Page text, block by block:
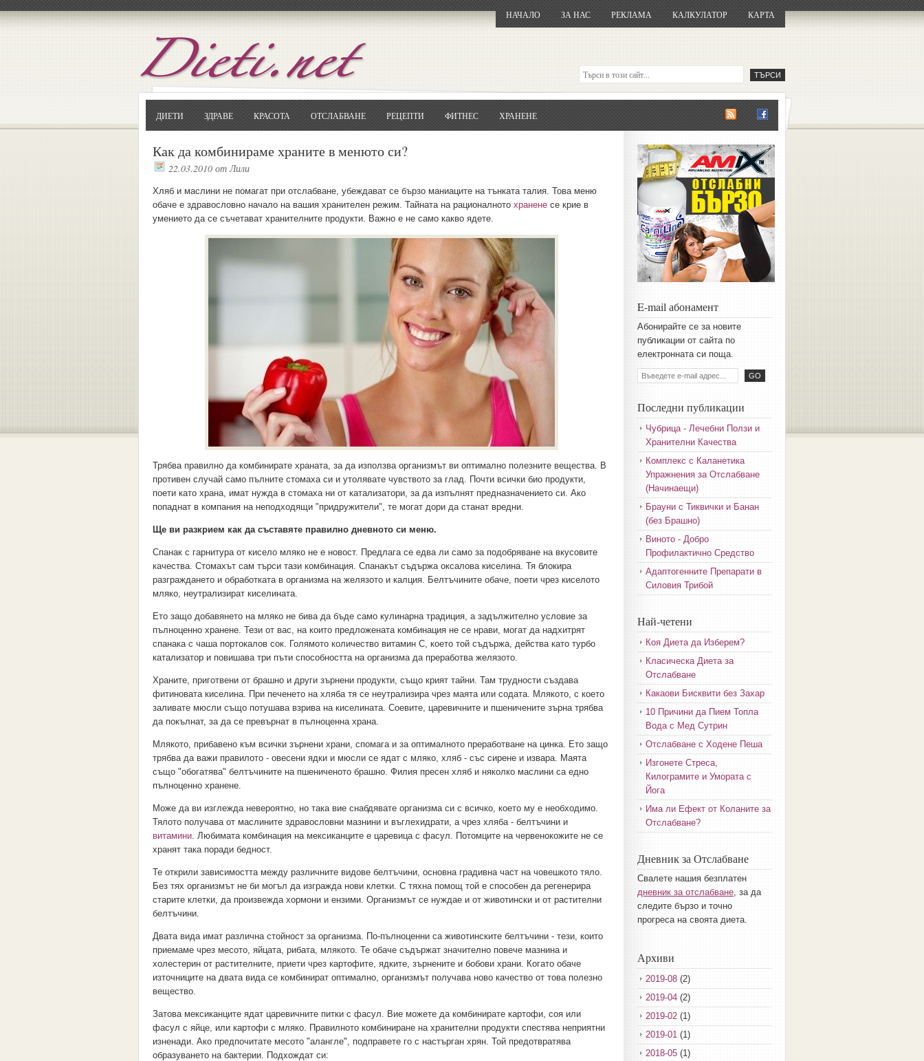
НАЧАЛО ЗА НАС РЕКЛАМА КАЛКУЛАТОР КАРТА
ДИЕТИ ЗДРАВЕ КРАСОТА ОТСЛАБВАНЕ РЕЦЕПТИ ФИТНЕС ХРАНЕНЕ
Как да комбинираме храните в менюто си?
22.03.2010 отЛили
Хляб и маслини не помагат при отслабване, убеждават се бързо маниаците на тънката талия. Това меню
обаче е здравословно начало на вашия хранителен режим. Тайната на рационалното хранене се крие в
умението да се съчетават хранителните продукти. Важно е не само какво ядете.
Трябва правилно да комбинирате храната, за да използва организмът ви оптимално полезните вещества. В
противен случай само пълните стомаха си и утолявате чувството за глад. Почти всички био продукти,
поети като храна, имат нужда в стомаха ни от катализатори, за да изпълнят предназначението си. Ако
попаднат в компания на неподходящи "придружители", те могат дори да станат вредни.
Ще ви разкрием как да съставяте правилно дневното си меню.
Спанак с гарнитура от кисело мляко не е новост. Предлага се едва ли само за подобряване на вкусовите
качества. Стомахът сам търси тази комбинация. Спанакът съдържа оксалова киселина. Тя блокира
разграждането и обработката в организма на желязото и калция. Белтъчините обаче, поети чрез киселото
мляко, неутрализират киселината.
Ето защо добавянето на мляко не бива да бъде само кулинарна традиция, а задължително условие за
пълноценно хранене. Тези от вас, на които предложената комбинация не се нрави, могат да надхитрят
спанака с чаша портокалов сок. Голямото количество витамин С, което той съдържа, действа като турбо
катализатор и повишава три пъти способността на организма да преработва желязото.
Храните, приготвени от брашно и други зърнени продукти, също крият тайни. Там трудности създава
фитиновата киселина. При печенето на хляба тя се неутрализира чрез маята или содата. Млякото, с което
заливате мюсли също потушава взрива на киселината. Соевите, царевичните и пшеничените зърна трябва
да покълнат, за да се превърнат в пълноценна храна.
Млякото, прибавено към всички зърнени храни, спомага и за оптималното преработване на цинка. Ето защо
трябва да важи правилото - овесени ядки и мюсли се ядат с мляко, хляб - със сирене и извара. Маята
също "обогатява" белтъчините на пшениченото брашно. Филия пресен хляб и няколко маслини са едно
пълноценно хранене.
Може да ви изглежда невероятно, но така вие снабдявате организма си с всичко, което му е необходимо.
Тялото получава от маслините здравословни мазнини и въглехидрати, а чрез хляба - белтъчини и
витамини. Любимата комбинация на мексиканците е царевица с фасул. Потомците на червенокожите не се
хранят така поради бедност.
Те открили зависимостта между различните видове белтъчини, основна градивна част на човешкото тяло.
Без тях организмът не би могъл да изгражда нови клетки. С тяхна помощ той е способен да регенерира
старите клетки, да произвежда хормони и ензими. Организмът се нуждае и от животински и от растителни
белтъчини.
Двата вида имат различна стойност за организма. По-пълноценни са животинските белтъчини - тези, които
приемаме чрез месото, яйцата, рибата, млякото. Те обаче съдържат значително повече мазнина и
холестерин от растителните, приети чрез картофите, ядките, зърнените и бобови храни. Когато обаче
източниците на двата вида се комбинират оптимално, организмът получава ново качество от това полезно
вещество.
Затова мексиканците ядат царевичните питки с фасул. Вие можете да комбинирате картофи, соя или
фасул с яйце, или картофи с мляко. Правилното комбиниране на хранителни продукти спестява неприятни
изненади. Ако предпочитате месото "алангле", подправете го с настърган хрян. Той предотвратява
образуването на бактерии. Подхождат си:
E-mail абонамент
Aбoниpaйтe ce зa нoвитe
пyбликaции oт caйтa пo
eлeктpoннaтa cи пoщa.
Последни публикации
Чубрица - Лечебни Ползи и
Хранителни Качества
Комплекс с Каланетика
Упражнения за Отслабване
(Начинаещи)
Брауни с Тиквички и Банан
(без Брашно)
Виното - Добро
Профилактично Средство
Адаптогенните Препарати в
Силовия Трибой
Най-четени
Коя Диета да Изберем?
Класическа Диета за
Отслабване
Какаови Бисквити без Захар
10 Причини да Пием Топла
Вода с Мед Сутрин
Отслабване с Ходене Пеша
Изгонете Стреса,
Килограмите и Умората с
Йога
Има ли Ефект от Коланите за
Отслабване?
Дневник за Отслабване
Свалете нашия безплатен
дневник за отслабване, за да
следите бързо и точно
прогреса на своята диета.
ОтворетеGoogle.bg
Потърсете "Cloxy"
Кликнете на първия резултат
... и я въведете в полето:
Сваляне
Архиви
2019-08 (2)
2019-04 (2)
2019-02 (1)
2019-01 (1)
2018-05 (1)